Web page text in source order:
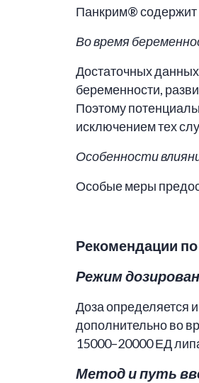
Панкрим® содержит
Во время
Достаточных
беременности,
Поэтому
исключением тех
Особенности
Особые меры
Рекомендации
Режим
Доза определяется
дополнительно во
15000–20000 ЕД
Метод и путь